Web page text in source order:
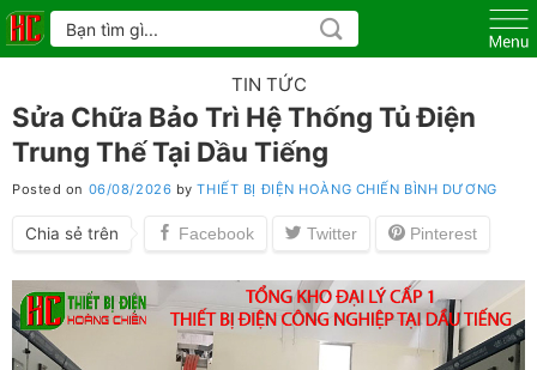
Skip
to
Tìm
kiếm:
TIN TỨC
Sửa Chữa Bảo Trì Hệ Thống Tủ Điện
Trung Thế Tại Dầu Tiếng
Posted on 06/08/2026 byTHIẾT BỊ ĐIỆN HOÀNG CHIẾN BÌNH DƯƠNG
Chia sẻ trên